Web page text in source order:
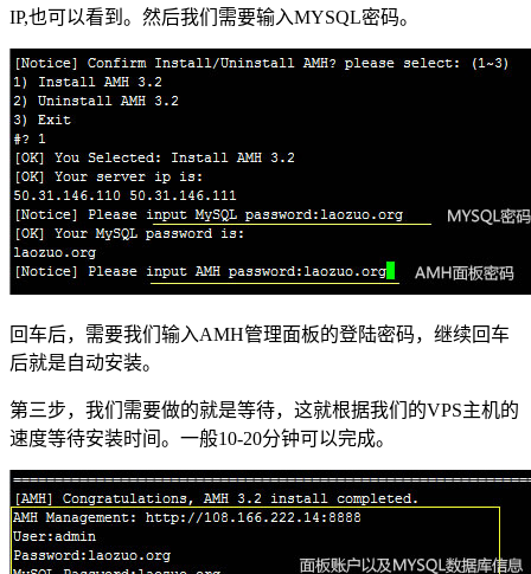
IP,也可以看到。然后我们需要输入MYSQL密码。
回车后，需要我们输入AMH管理面板的登陆密码，继续回车
后就是自动安装。
第三步，我们需要做的就是等待，这就根据我们的VPS主机的
速度等待安装时间。一般10-20分钟可以完成。